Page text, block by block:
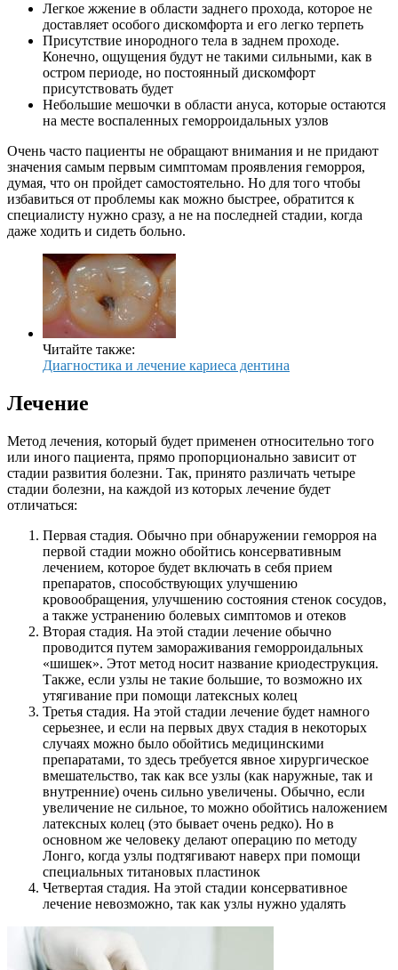
Легкое жжение в области заднего прохода, которое не
доставляет особого дискомфорта и его легко терпеть
Присутствие инородного тела в заднем проходе.
Конечно, ощущения будут не такими сильными, как в
остром периоде, но постоянный дискомфорт
присутствовать будет
Небольшие мешочки в области ануса, которые остаются
на месте воспаленных геморроидальных узлов
Очень часто пациенты не обращают внимания и не придают
значения самым первым симптомам проявления геморроя,
думая, что он пройдет самостоятельно. Но для того чтобы
избавиться от проблемы как можно быстрее, обратится к
специалисту нужно сразу, а не на последней стадии, когда
даже ходить и сидеть больно.
Читайте также:
Диагностика и лечение кариеса дентина
Лечение
Метод лечения, который будет применен относительно того
или иного пациента, прямо пропорционально зависит от
стадии развития болезни. Так, принято различать четыре
стадии болезни, на каждой из которых лечение будет
отличаться:
Первая стадия. Обычно при обнаружении геморроя на
первой стадии можно обойтись консервативным
лечением, которое будет включать в себя прием
препаратов, способствующих улучшению
кровообращения, улучшению состояния стенок сосудов,
а также устранению болевых симптомов и отеков
Вторая стадия. На этой стадии лечение обычно
проводится путем замораживания геморроидальных
«шишек». Этот метод носит название криодеструкция.
Также, если узлы не такие большие, то возможно их
утягивание при помощи латексных колец
Третья стадия. На этой стадии лечение будет намного
серьезнее, и если на первых двух стадия в некоторых
случаях можно было обойтись медицинскими
препаратами, то здесь требуется явное хирургическое
вмешательство, так как все узлы (как наружные, так и
внутренние) очень сильно увеличены. Обычно, если
увеличение не сильное, то можно обойтись наложением
латексных колец (это бывает очень редко). Но в
основном же человеку делают операцию по методу
Лонго, когда узлы подтягивают наверх при помощи
специальных титановых пластинок
Четвертая стадия. На этой стадии консервативное
лечение невозможно, так как узлы нужно удалять